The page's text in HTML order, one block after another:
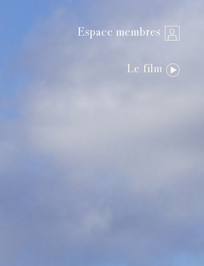
Espace membres
Le film